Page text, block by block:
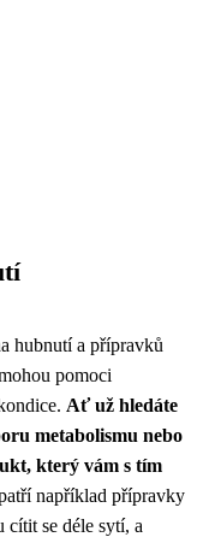
hubnutí a přípravků
pomoci
Ať už hledáte
metabolismu nebo
který vám s tím
například přípravky
cítit se déle sytí, a